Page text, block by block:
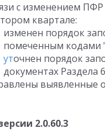
с изменением
квартале:
изменен порядок
помеченным
уточнен порядок
документах Раздела
выявленные
2.0.60.3